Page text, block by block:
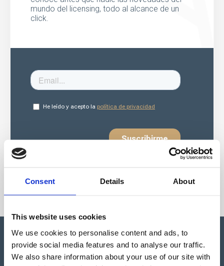
Consent Details About
This website uses cookies
We use cookies to personalise content and ads, to
provide social media features and to analyse our traffic.
We also share information about your use of our site with
mundo del licensing, todo al alcance de un
click.